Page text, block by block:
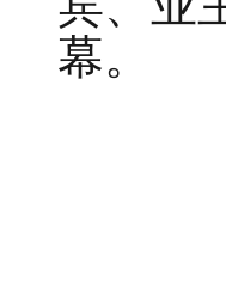
幕。